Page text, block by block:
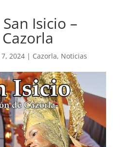
Isicio –
2024| Cazorla, Noticias